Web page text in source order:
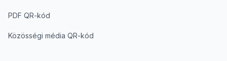
PDF QR-kód
Közösségi média QR-kód